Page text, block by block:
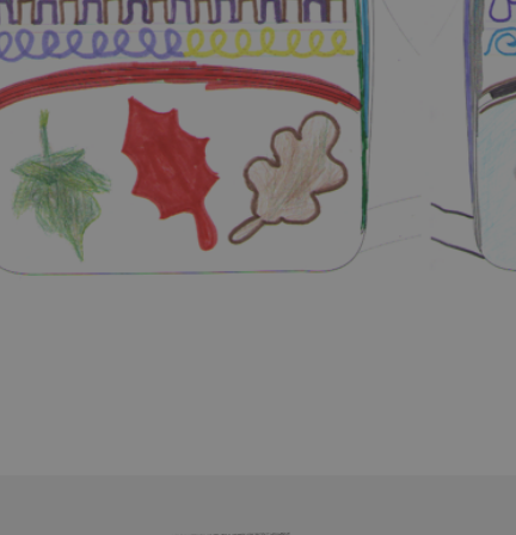
__cf_bm
Cloudflare Inc.
30 Minuten
_sp_id.ab3e
www.agathaswelt.de
featureFlagCheckoutExperimentVariant
www.agathaswelt.de
FPID
.agathaswelt.de
1 Jahr 1
Monat